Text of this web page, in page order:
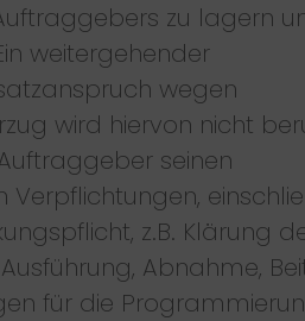
zu lagern
weitergehender
wegen
wird hiervon nicht
seinen
Verpflichtungen,
z.B. Klärung
Abnahme,
für die